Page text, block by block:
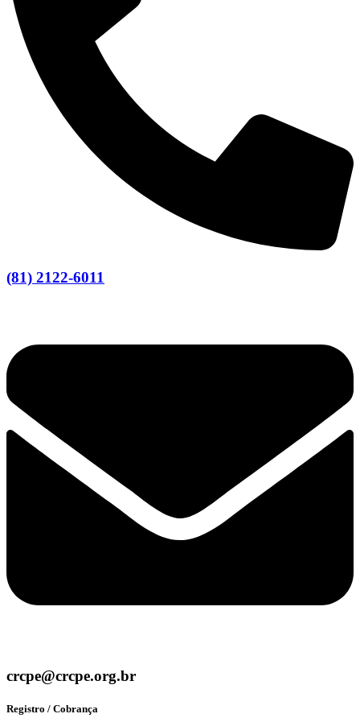
(81) 2122-6011
crcpe@crcpe.org.br
Registro / Cobrança